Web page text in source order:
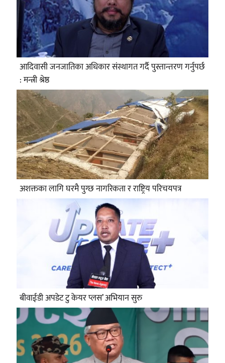
आदिवासी जनजातिका अधिकार संस्थागत गर्दै पुस्तान्तरण गर्नुपर्छ
: मन्त्री श्रेष्ठ
अशक्तका लागि घरमै पुग्छ नागरिकता र राष्ट्रिय परिचयपत्र
बीवाईडी अपडेट टु केयर प्लस’ अभियान सुरु